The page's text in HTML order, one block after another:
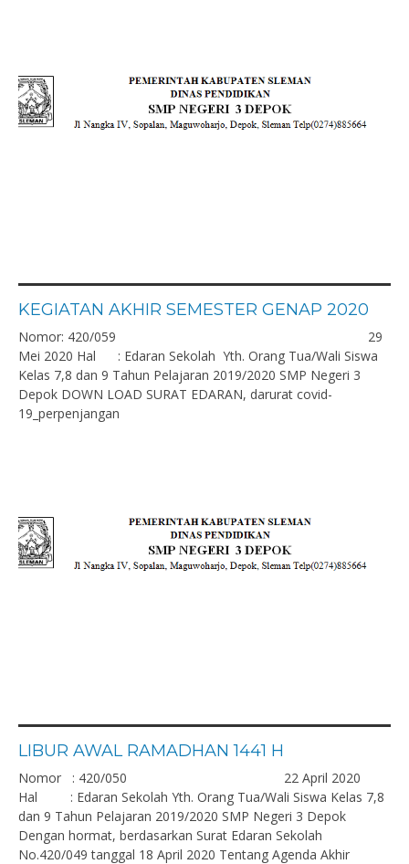
KEGIATAN AKHIR SEMESTER GENAP 2020
Nomor: 420/059 29
Mei 2020 Hal : Edaran Sekolah Yth. Orang Tua/Wali Siswa
Kelas 7,8 dan 9 Tahun Pelajaran 2019/2020 SMP Negeri 3
Depok DOWN LOAD SURAT EDARAN, darurat covid-
19_perpenjangan
LIBUR AWAL RAMADHAN 1441 H
Nomor : 420/050 22 April 2020
Hal : Edaran Sekolah Yth. Orang Tua/Wali Siswa Kelas 7,8
dan 9 Tahun Pelajaran 2019/2020 SMP Negeri 3 Depok
Dengan hormat, berdasarkan Surat Edaran Sekolah
No.420/049 tanggal 18 April 2020 Tentang Agenda Akhir